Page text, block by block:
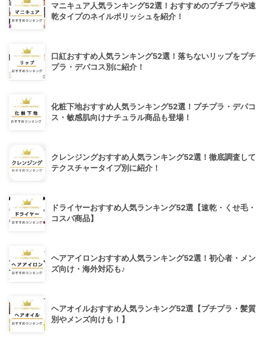
マニキュア人気ランキング52選！おすすめのプチプラや速
乾タイプのネイルポリッシュを紹介！
口紅おすすめ人気ランキング52選！落ちないリップをプチ
プラ・デパコス別に紹介！
化粧下地おすすめ人気ランキング52選！プチプラ・デパコ
ス・敏感肌向けナチュラル商品も登場！
クレンジングおすすめ人気ランキング52選！徹底調査して
テクスチャータイプ別に紹介！
ドライヤーおすすめ人気ランキング52選【速乾・くせ毛・
コスパ商品】
ヘアアイロンおすすめ人気ランキング52選！初心者・メン
ズ向け・海外対応も♪
ヘアオイルおすすめ人気ランキング52選【プチプラ・髪質
別やメンズ向けも！】